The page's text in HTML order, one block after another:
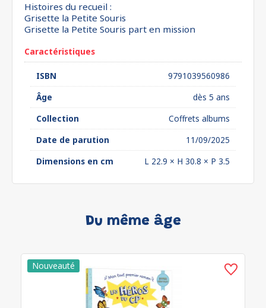
Histoires du recueil :
Grisette la Petite Souris
Grisette la Petite Souris part en mission
Caractéristiques
ISBN
9791039560986
Âge
dès 5 ans
Collection
Coffrets albums
Date de parution
11/09/2025
Dimensions en cm
L 22.9 × H 30.8 × P 3.5
Du même âge